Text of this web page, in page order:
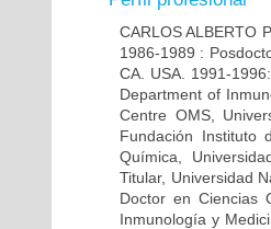
CARLOS ALBERTO
1986-1989 :
CA. USA. 1991-
Department of
Centre OMS,
Fundación Instituto
Química,
Titular, Universidad
Doctor en Ciencias
Inmunología y